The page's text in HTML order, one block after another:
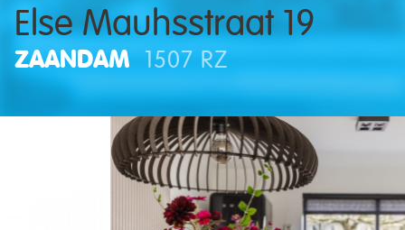
Else Mauhsstraat 19
ZAANDAM 1507 RZ